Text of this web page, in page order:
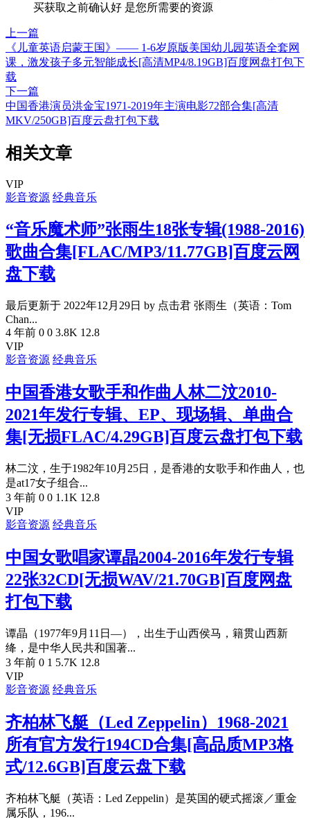
买获取之前确认好 是您所需要的资源
上一篇
《儿童英语启蒙王国》—— 1-6岁原版美国幼儿园英语全套网
课，激发孩子多元智能成长[高清MP4/8.19GB]百度网盘打包下
载
下一篇
中国香港演员洪金宝1971-2019年主演电影72部合集[高清
MKV/250GB]百度云盘打包下载
相关文章
VIP
影音资源 经典音乐
“音乐魔术师”张雨生18张专辑(1988-2016)
歌曲合集[FLAC/MP3/11.77GB]百度云网
盘下载
最后更新于 2022年12月29日 by 点击君 张雨生（英语：Tom
Chan...
4 年前 0 0 3.8K 12.8
VIP
影音资源 经典音乐
中国香港女歌手和作曲人林二汶2010-
2021年发行专辑、EP、现场辑、单曲合
集[无损FLAC/4.29GB]百度云盘打包下载
林二汶，生于1982年10月25日，是香港的女歌手和作曲人，也
是at17女子组合...
3 年前 0 0 1.1K 12.8
VIP
影音资源 经典音乐
中国女歌唱家谭晶2004-2016年发行专辑
22张32CD[无损WAV/21.70GB]百度网盘
打包下载
谭晶（1977年9月11日—），出生于山西侯马，籍贯山西新
绛，是中华人民共和国著...
3 年前 0 1 5.7K 12.8
VIP
影音资源 经典音乐
齐柏林飞艇（Led Zeppelin）1968-2021
所有官方发行194CD合集[高品质MP3格
式/12.6GB]百度云盘下载
齐柏林飞艇（英语：Led Zeppelin）是英国的硬式摇滚／重金
属乐队，196...